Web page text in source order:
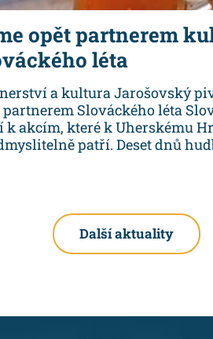
opět partnerem
léta
a kultura Jarošovský
partnerem Slováckého léta
k akcím, které k Uherskému
patří. Deset dnů
Další aktuality